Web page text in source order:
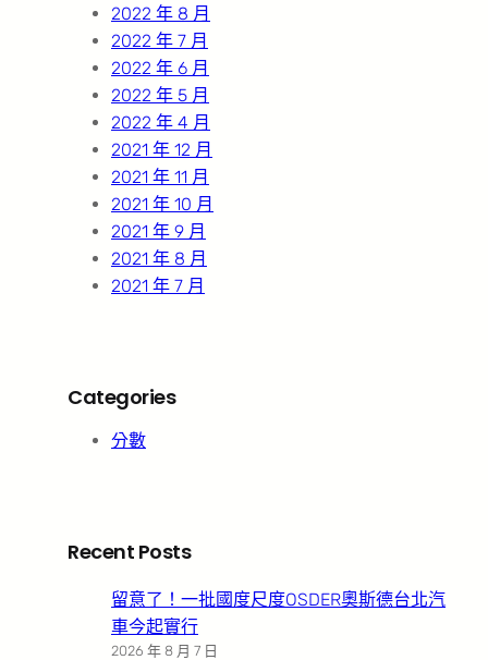
2022 年 8 月
2022 年 7 月
2022 年 6 月
2022 年 5 月
2022 年 4 月
2021 年 12 月
2021 年 11 月
2021 年 10 月
2021 年 9 月
2021 年 8 月
2021 年 7 月
Categories
分數
Recent Posts
留意了！一批國度尺度OSDER奧斯德台北汽
車今起實行
2026 年 8 月 7 日